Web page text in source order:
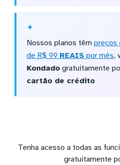
Nossos planos têm preços
de R$ 99 REAIS por mês,
Kondadogratuitamente
cartão de crédito
Tenha acesso a todas as
gratuitamente